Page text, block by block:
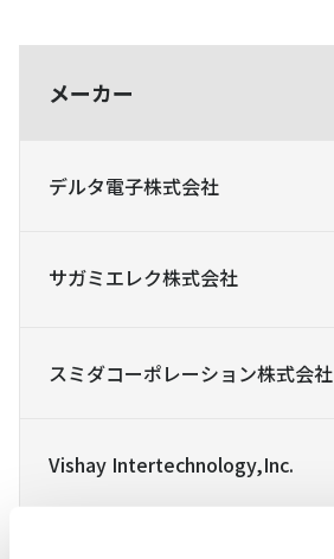
メーカー
デルタ電子株式会社
サガミエレク株式会社
スミダコーポレーション株式会社
Vishay Intertechnology,Inc.